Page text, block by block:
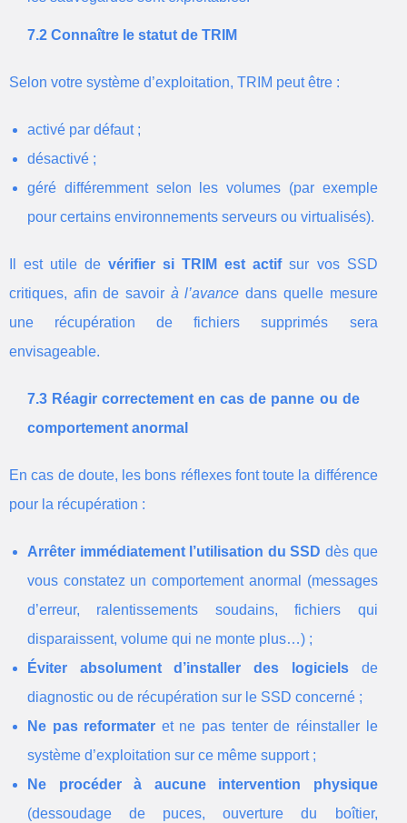
7.2 Connaître le statut de TRIM
Selon votre système d’exploitation, TRIM peut être :
activé par défaut ;
désactivé ;
géré différemment selon les volumes (par exemple
pour certains environnements serveurs ou virtualisés).
Il est utile devérifier si TRIM est actifsur vos SSD
critiques, afin de savoir à l’avance dans quelle mesure
une récupération de fichiers supprimés sera
envisageable.
7.3 Réagir correctement en cas de panne ou de
comportement anormal
En cas de doute, les bons réflexes font toute la différence
pour la récupération :
Arrêter immédiatement l’utilisation du SSD dès que
vous constatez un comportement anormal (messages
d’erreur, ralentissements soudains, fichiers qui
disparaissent, volume qui ne monte plus…) ;
Éviter absolument d’installer des logicielsde
diagnostic ou de récupération sur le SSD concerné ;
Ne pas reformater et ne pas tenter de réinstaller le
système d’exploitation sur ce même support ;
Ne procéder à aucune intervention physique
(dessoudage de puces, ouverture du boîtier,